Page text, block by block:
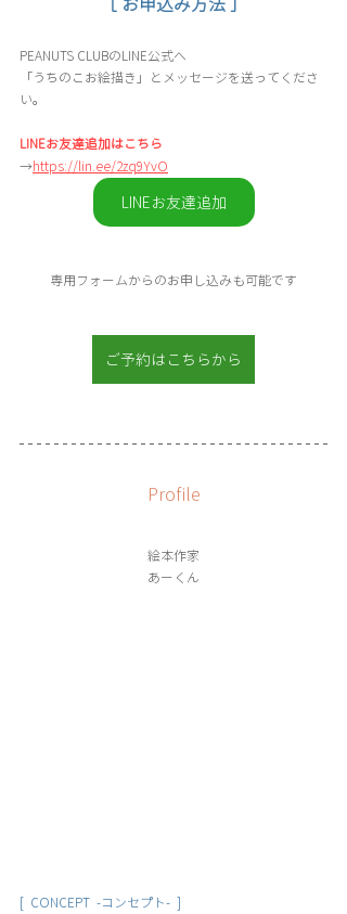
PEANUTS CLUBのLINE公式へ
「うちのこお絵描き」とメッセージを送ってくださ
い。
LINEお友達追加はこちら
→https://lin.ee/2zq9YvO
LINEお友達追加
専用フォームからのお申し込みも可能です
ご予約はこちらから
Profile
絵本作家
あーくん
[  CONCEPT  -コンセプト-  ]